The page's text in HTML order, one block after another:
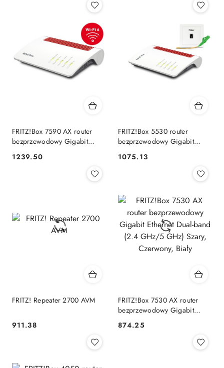
FRITZ!Box 7590 AX router
bezprzewodowy Gigabit
GHz/5 GHz) Biały
Cena:
1239.50
FRITZ!Box 5530 router
bezprzewodowy Gigabit
GHz/5 GHz) Biały AVM
Cena:
1075.13
FRITZ! Repeater 2700 AVM
Cena:
911.38
FRITZ!Box 7530 AX router
bezprzewodowy Gigabit
GHz/5 GHz) Szary,
Cena:
874.25